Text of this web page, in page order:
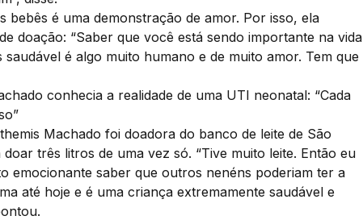
é uma demonstração de amor. Por isso, ela
doação: “Saber que você está sendo importante na vida
é algo muito humano e de muito amor. Tem que
conhecia a realidade de uma UTI neonatal: “Cada
Machado foi doadora do banco de leite de São
três litros de uma vez só. “Tive muito leite. Então eu
emocionante saber que outros nenéns poderiam ter a
até hoje e é uma criança extremamente saudável e